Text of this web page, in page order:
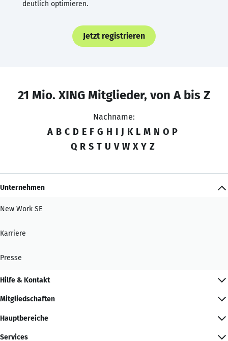
deutlich optimieren.
Jetzt registrieren
21 Mio. XING Mitglieder, von A bis Z
Nachname:
A B C D E F G H I J K L M N O P
Q R S T U V W X Y Z
Unternehmen
New Work SE
Karriere
Presse
Hilfe & Kontakt
Mitgliedschaften
Hauptbereiche
Services